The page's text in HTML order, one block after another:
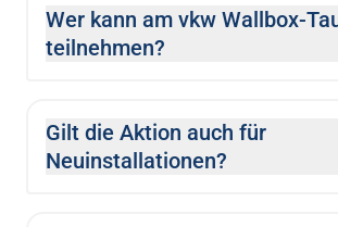
Wer kann am vkw Wallbox-
teilnehmen?
Gilt die Aktion auch für
Neuinstallationen?